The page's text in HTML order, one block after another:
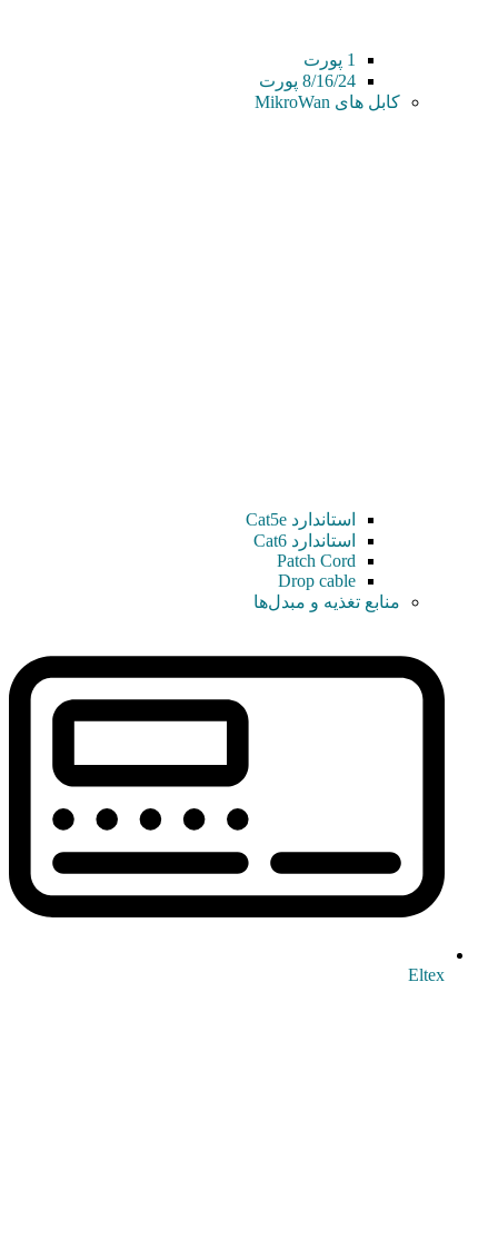
1 پورت
8/16/24 پورت
کابل های MikroWan
استاندارد Cat5e
استاندارد Cat6
Patch Cord
Drop cable
منابع تغذیه و مبدل‌ها
Eltex